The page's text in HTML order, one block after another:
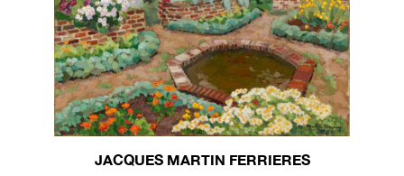
JACQUES MARTIN FERRIERES